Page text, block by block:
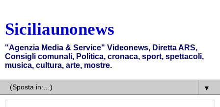
Siciliaunonews
"Agenzia Media & Service" Videonews, Diretta ARS,
Consigli comunali, Politica, cronaca, sport, spettacoli,
musica, cultura, arte, mostre.
▼